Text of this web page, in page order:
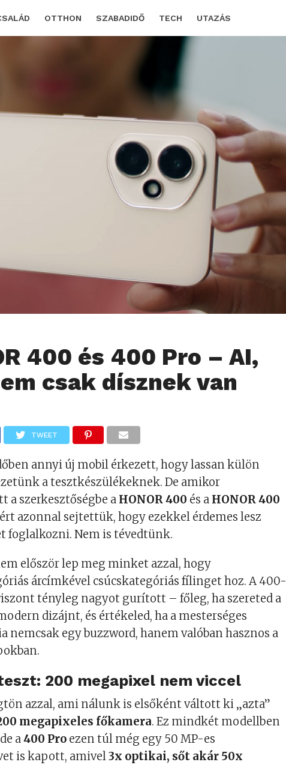
OTTHON SZABADIDŐ TECH UTAZÁS
400 és 400 Pro – AI,
csak dísznek van
TWEET
annyi új mobil érkezett, hogy lassan külön
a tesztkészülékeknek. De amikor
a szerkesztőségbe a HONOR 400 és a HONOR 400
azonnal sejtettük, hogy ezekkel érdemes lesz
foglalkozni. Nem is tévedtünk.
először lep meg minket azzal, hogy
árcímkével csúcskategóriás fílinget hoz. A 400-
tényleg nagyot gurított – főleg, ha szereted a
dizájnt, és értékeled, ha a mesterséges
nemcsak egy buzzword, hanem valóban hasznos a
200 megapixel nem viccel
azzal, ami nálunk is elsőként váltott ki „azta”
megapixeles főkamera. Ez mindkét modellben
a400 Pro ezen túl még egy 50 MP-es
is kapott, amivel3x optikai, sőt akár 50x